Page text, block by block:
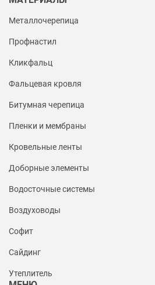
Металлочерепица
Профнастил
Кликфальц
Фальцевая кровля
Битумная черепица
Пленки и мембраны
Кровельные ленты
Доборные элементы
Водосточные системы
Воздуховоды
Софит
Сайдинг
Утеплитель